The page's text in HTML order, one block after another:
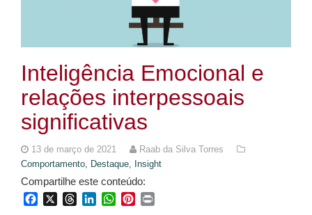
Inteligência Emocional e
relações interpessoais
significativas
13 de março de 2021
Raab da Silva Torres
Comportamento, Destaque, Insight
Compartilhe este conteúdo:
FacebookThreadsLinkedInWhatsApp
Pinterest